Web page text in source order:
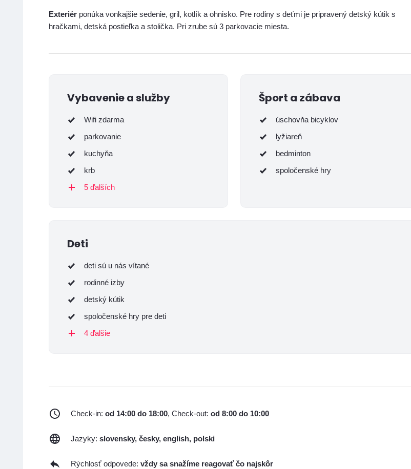
Exteriér ponúka vonkajšie sedenie, gril, kotlík a ohnisko. Pre rodiny s deťmi je pripravený detský kútik s
hračkami, detská postieľka a stolička. Pri zrube sú 3 parkovacie miesta.
Vybavenie a služby
Wifi zdarma
parkovanie
kuchyňa
krb
5 ďalších
Šport a zábava
úschovňa bicyklov
lyžiareň
bedminton
spoločenské hry
Deti
deti sú u nás vítané
rodinné izby
detský kútik
spoločenské hry pre deti
4 ďalšie
Check-in: od 14:00 do 18:00, Check-out: od 8:00 do 10:00
Jazyky: slovensky, česky, english, polski
Rýchlosť odpovede: vždy sa snažíme reagovať čo najskôr